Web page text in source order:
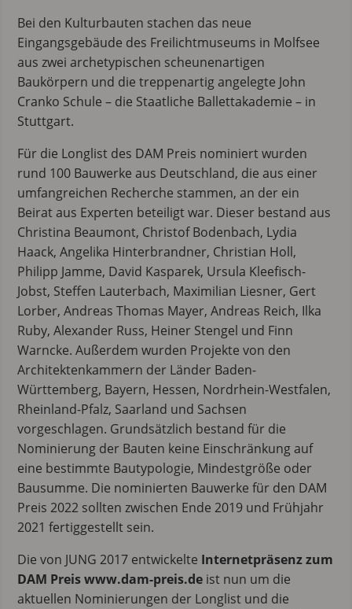
Bei den Kulturbauten stachen das neue
Eingangsgebäude des Freilichtmuseums in Molfsee
aus zwei archetypischen scheunenartigen
Baukörpern und die treppenartig angelegte John
Cranko Schule – die Staatliche Ballettakademie – in
Stuttgart.
Für die Longlist des DAM Preis nominiert wurden
rund 100 Bauwerke aus Deutschland, die aus einer
umfangreichen Recherche stammen, an der ein
Beirat aus Experten beteiligt war. Dieser bestand aus
Christina Beaumont, Christof Bodenbach, Lydia
Haack, Angelika Hinterbrandner, Christian Holl,
Philipp Jamme, David Kasparek, Ursula Kleefisch-
Jobst, Steffen Lauterbach, Maximilian Liesner, Gert
Lorber, Andreas Thomas Mayer, Andreas Reich, Ilka
Ruby, Alexander Russ, Heiner Stengel und Finn
Warncke. Außerdem wurden Projekte von den
Architektenkammern der Länder Baden-
Württemberg, Bayern, Hessen, Nordrhein-Westfalen,
Rheinland-Pfalz, Saarland und Sachsen
vorgeschlagen. Grundsätzlich bestand für die
Nominierung der Bauten keine Einschränkung auf
eine bestimmte Bautypologie, Mindestgröße oder
Bausumme. Die nominierten Bauwerke für den DAM
Preis 2022 sollten zwischen Ende 2019 und Frühjahr
2021 fertiggestellt sein.
Die von JUNG 2017 entwickelte Internetpräsenz zum
DAM Preis www.dam-preis.de ist nun um die
aktuellen Nominierungen der Longlist und die